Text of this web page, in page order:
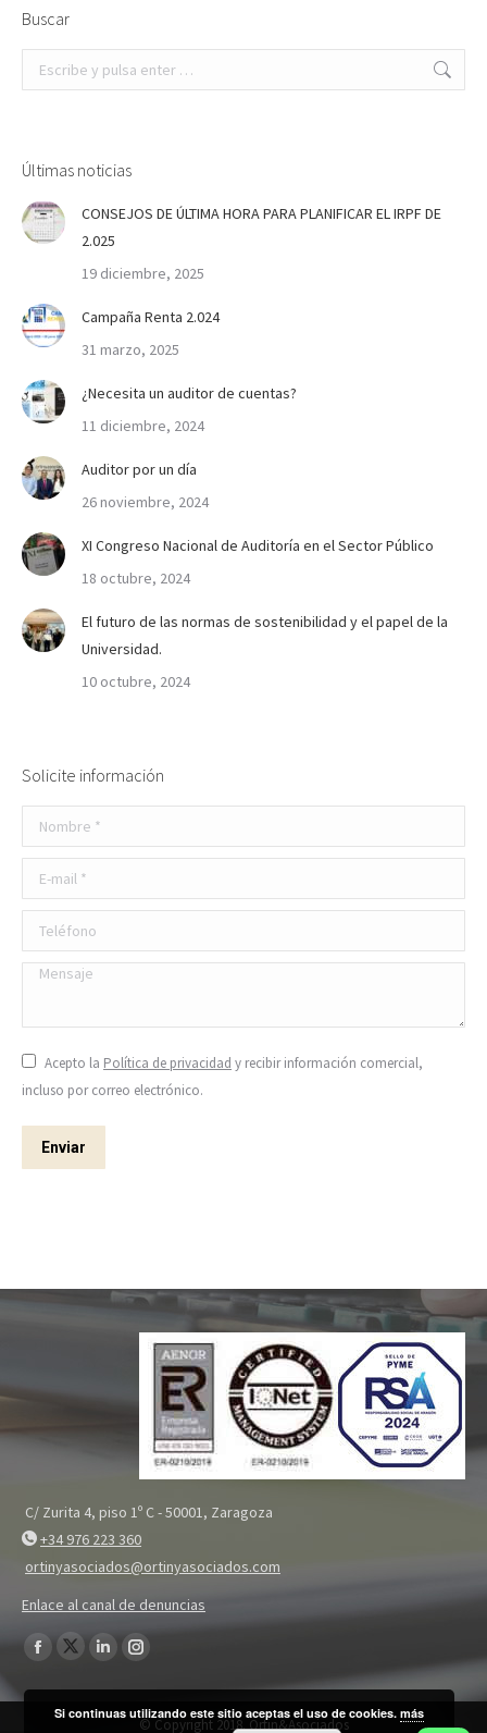
Buscar
Buscar:
Últimas noticias
CONSEJOS DE ÚLTIMA HORA PARA PLANIFICAR EL IRPF DE
2.025
19 diciembre, 2025
Campaña Renta 2.024
31 marzo, 2025
¿Necesita un auditor de cuentas?
11 diciembre, 2024
Auditor por un día
26 noviembre, 2024
XI Congreso Nacional de Auditoría en el Sector Público
18 octubre, 2024
El futuro de las normas de sostenibilidad y el papel de la
Universidad.
10 octubre, 2024
Solicite información
Nombre *
E-mail *
Teléfono
Mensaje
Acepto la Política de privacidad y recibir información comercial,
incluso por correo electrónico.
Enviar
C/ Zurita 4, piso 1º C - 50001, Zaragoza
+34 976 223 360
ortinyasociados@ortinyasociados.com
Enlace al canal de denuncias
Encuéntranos en:
Facebook
page
opens
Twitter
page
opens
Linkedin
page
opens
Instagram
page
opens
© Copyright 2018. Ortin&Asociados
Si continuas utilizando este sitio aceptas el uso de cookies.más